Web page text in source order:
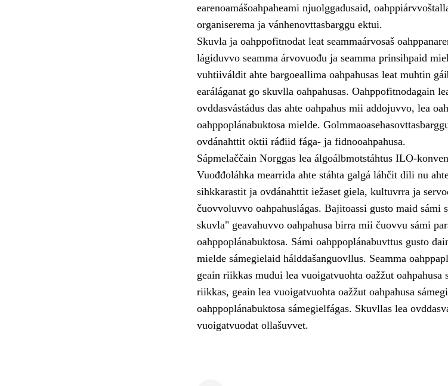
earenoamášoahpaheami njuolggadusaid,
organiserema ja vánhenovttasbarggu ektui.
Skuvla ja oahppofitnodat leat seammaárvosaš
lágiduvvo seamma árvovuođu ja seamma prinsihpaid
vuhtiiváldit ahte bargoeallima oahpahusas leat muhtin
earáláganat go skuvlla oahpahusas. Oahppofitnodagain
ovddasvástádus das ahte oahpahus mii addojuvvo, lea
oahppoplánabuktosa mielde.
ovdánahttit oktii ráđiid fága- ja fidnooahpahusa.
Sápmelaččain Norggas lea álgoálbmotstáhtus ILO-
Vuođđoláhka mearrida ahte stáhta galgá láhčit dili nu
sihkkarastit ja ovdánahttit iežaset giela, kultuvrra ja
čuovvoluvvo oahpahuslágas. Bajitoassi gusto maid sámi
skuvla" geavahuvvo oahpahusa birra mii čuovvu sámi
oahppoplánabuktosa. Sámi oahppoplánabuvttus gusto
mielde sámegielaid hálddašanguovllus. Seamma
geain riikkas muđui lea vuoigatvuohta oažžut
riikkas, geain lea vuoigatvuohta oažžut oahpahusa
oahppoplánabuktosa sámegielfágas. Skuvllas lea
vuoigatvuođat ollašuvvet.